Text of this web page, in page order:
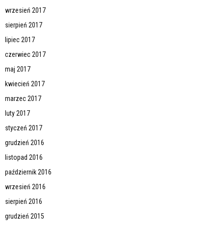
wrzesień 2017
sierpień 2017
lipiec 2017
czerwiec 2017
maj 2017
kwiecień 2017
marzec 2017
luty 2017
styczeń 2017
grudzień 2016
listopad 2016
październik 2016
wrzesień 2016
sierpień 2016
grudzień 2015